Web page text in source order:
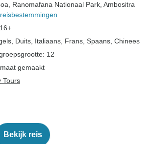
, Ranomafana Nationaal Park , Ambositra
Duits, Italiaans, Frans, Spaans, Chinees
12
gemaakt
Tours
Bekijk reis